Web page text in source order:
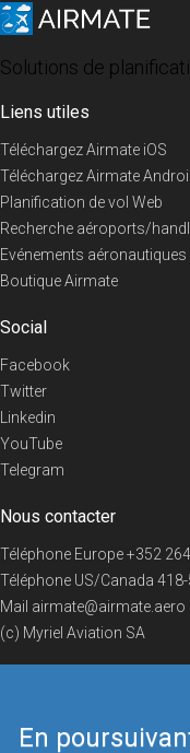
En
Solutions de
Liens utiles
Téléchargez Airmate iOS
Téléchargez Airmate
Planification de vol Web
Recherche aéroports/
Evénements aéronautiques
Boutique Airmate
Social
Facebook
Twitter
Linkedin
YouTube
Telegram
Nous contacter
Téléphone Europe+352
Téléphone US/Canada
Mail airmate@airmate.aero
(c) Myriel Aviation SA
© 2019 Airmate -Conditions